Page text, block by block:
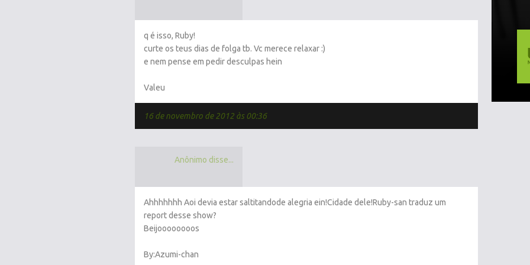
q é isso, Ruby!
curte os teus dias de folga tb. Vc merece relaxar :)
e nem pense em pedir desculpas hein
Valeu
16 de novembro de 2012 às 00:36
Anônimo disse...
Ahhhhhhh Aoi devia estar saltitandode alegria ein!Cidade dele!Ruby-san traduz um
report desse show?
Beijoooooooos
By:Azumi-chan